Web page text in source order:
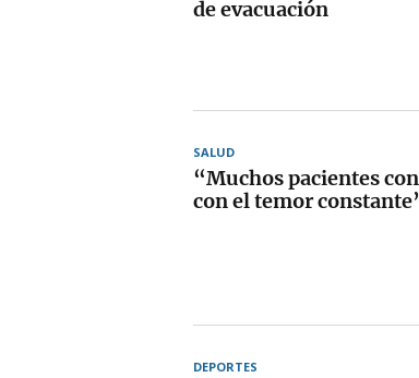
de evacuación
SALUD
“Muchos pacientes
con el temor
DEPORTES